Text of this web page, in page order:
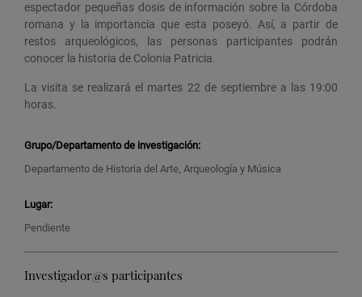
espectador pequeñas dosis de información sobre la Córdoba
romana y la importancia que esta poseyó. Así, a partir de
restos arqueológicos, las personas participantes podrán
conocer la historia de Colonia Patricia.
La visita se realizará el martes 22 de septiembre a las 19:00
horas.
Grupo/Departamento de investigación:
Departamento de Historia del Arte, Arqueología y Música
Lugar:
Pendiente
Investigador@s participantes